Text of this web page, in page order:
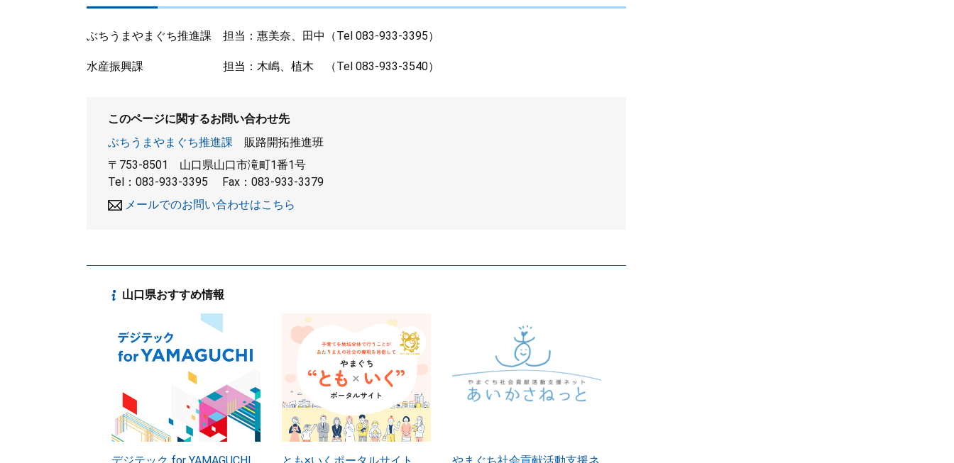
ぶちうまやまぐち推進課 担当：惠美奈、田中（Tel 083-933-3395）
水産振興課 担当：木嶋、植木 （Tel 083-933-3540）
このページに関するお問い合わせ先
ぶちうまやまぐち推進課
販路開拓推進班
〒753-8501
山口県山口市滝町1番1号
Tel：083-933-3395
Fax：083-933-3379
メールでのお問い合わせはこちら
山口県おすすめ情報
デジテック for YAMAGUCHI とも×いくポータルサイト やまぐち社会貢献活動支援ネ